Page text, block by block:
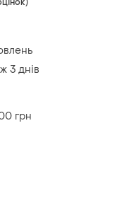
3 днів
грн